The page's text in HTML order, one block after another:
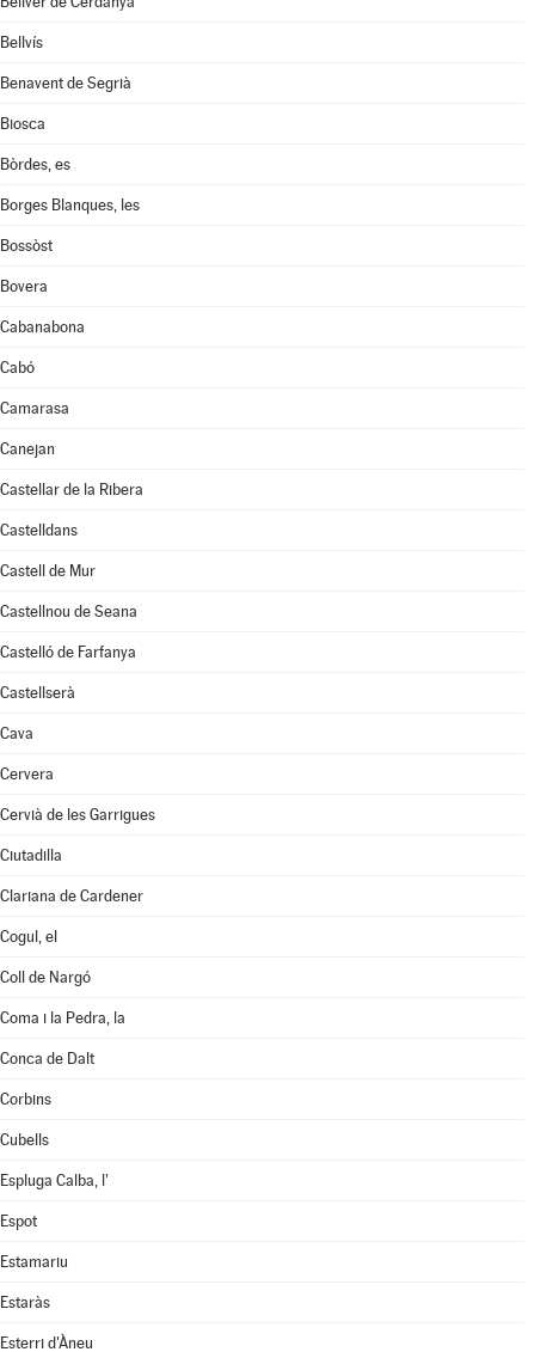
Bellvís
Benavent de Segrià
Biosca
Bòrdes, es
Borges Blanques, les
Bossòst
Bovera
Cabanabona
Cabó
Camarasa
Canejan
Castellar de la Ribera
Castelldans
Castell de Mur
Castellnou de Seana
Castelló de Farfanya
Castellserà
Cava
Cervera
Cervià de les Garrigues
Ciutadilla
Clariana de Cardener
Cogul, el
Coll de Nargó
Coma i la Pedra, la
Conca de Dalt
Corbins
Cubells
Espluga Calba, l'
Espot
Estamariu
Estaràs
Esterri d'Àneu